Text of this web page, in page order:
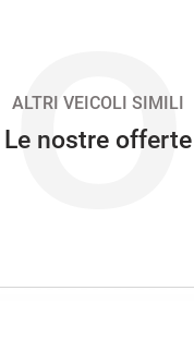
O
ALTRI VEICOLI SIMILI
Le nostre offerte